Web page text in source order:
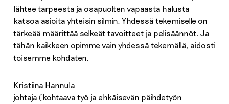
lähtee tarpeesta ja osapuolten vapaasta halusta
katsoa asioita yhteisin silmin. Yhdessä tekemiselle on
tärkeää määrittää selkeät tavoitteet ja pelisäännöt. Ja
tähän kaikkeen opimme vain yhdessä tekemällä, aidosti
toisemme kohdaten.
Kristiina Hannula
johtaja (kohtaava työ ja ehkäisevän päihdetyön